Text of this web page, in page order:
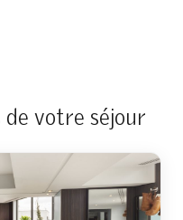
de votre séjour